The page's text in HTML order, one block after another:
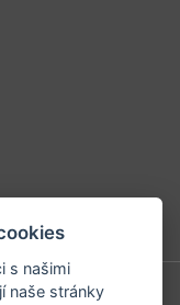
s našimi
naše stránky